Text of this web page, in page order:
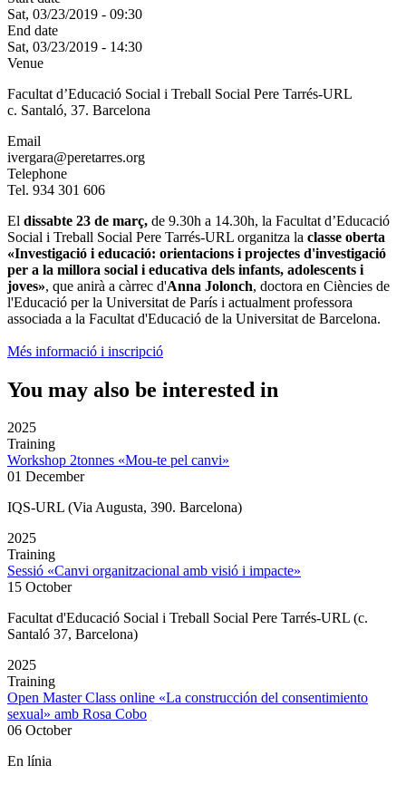
Sat, 03/23/2019 - 09:30
End date
Sat, 03/23/2019 - 14:30
Venue
Facultat d’Educació Social i Treball Social Pere Tarrés-URL
c. Santaló, 37. Barcelona
Email
ivergara@peretarres.org
Telephone
Tel. 934 301 606
El dissabte 23 de març, de 9.30h a 14.30h, la Facultat d’Educació
Social i Treball Social Pere Tarrés-URL organitza la classe oberta
«Investigació i educació: orientacions i projectes d'investigació
per a la millora social i educativa dels infants, adolescents i
joves», que anirà a càrrec d'Anna Jolonch, doctora en Ciències de
l'Educació per la Universitat de París i actualment professora
associada a la Facultat d'Educació de la Universitat de Barcelona.
Més informació i inscripció
You may also be interested in
2025
Training
Workshop 2tonnes «Mou-te pel canvi»
01 December
IQS-URL (Via Augusta, 390. Barcelona)
2025
Training
Sessió «Canvi organitzacional amb visió i impacte»
15 October
Facultat d'Educació Social i Treball Social Pere Tarrés-URL (c.
Santaló 37, Barcelona)
2025
Training
Open Master Class online «La construcción del consentimiento
sexual» amb Rosa Cobo
06 October
En línia